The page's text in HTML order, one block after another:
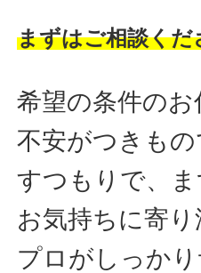
まずはご相談くだ
希望の条件の
不安がつきも
すつもりで、
お気持ちに寄
プロがしっか